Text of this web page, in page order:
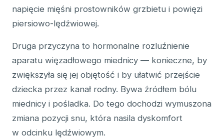
napięcie mięśni prostowników grzbietu i powięzi
piersiowo-lędźwiowej.
Druga przyczyna to hormonalne rozluźnienie
aparatu więzadłowego miednicy — konieczne, by
zwiększyła się jej objętość i by ułatwić przejście
dziecka przez kanał rodny. Bywa źródłem bólu
miednicy i pośladka. Do tego dochodzi wymuszona
zmiana pozycji snu, która nasila dyskomfort
w odcinku lędźwiowym.